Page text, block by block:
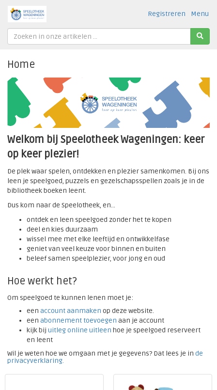
Menu
Registreren
Home
Welkom bij Speelotheek Wageningen: keer
op keer plezier!
De plek waar spelen, ontdekken en plezier samenkomen. Bij ons
leen je speelgoed, puzzels en gezelschapsspellen zoals je in de
bibliotheek boeken leent.
Dus kom naar de Speelotheek, en...
ontdek en leen speelgoed zonder het te kopen
deel en kies duurzaam
wissel mee met elke leeftijd en ontwikkelfase
geniet van veel keuze voor binnen en buiten
beleef samen speelplezier, voor jong en oud
Hoe werkt het?
Om speelgoed te kunnen lenen moet je:
een account aanmaken op deze website.
een abonnement toevoegen aan je account
kijk bij uitleg online uitleen hoe je speelgoed reserveert
en leent
Wil je weten hoe we omgaan met je gegevens? Dat lees je in de
privacyverklaring.